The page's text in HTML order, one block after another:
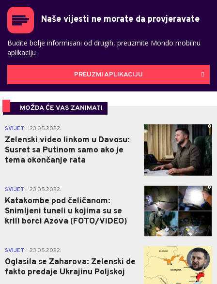
Naše vijesti ne morate da provjeravate
Budite bolje informisani od drugih, preuzmite Mondo mobilnu
aplikaciju
PREUZMI APLIKACIJU
MOŽDA ĆE VAS ZANIMATI
SVIJET 23.05.2022.
Zelenski video linkom u Davosu:
Susret sa Putinom samo ako je
tema okončanje rata
0
SVIJET 23.05.2022.
Katakombe pod čeličanom:
Snimljeni tuneli u kojima su se
krili borci Azova (FOTO/VIDEO)
0
SVIJET 23.05.2022.
Oglasila se Zaharova: Zelenski de
fakto predaje Ukrajinu Poljskoj
0